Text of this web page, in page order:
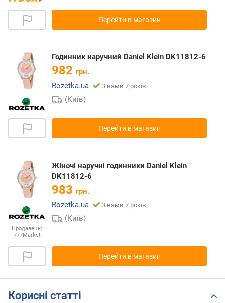
Перейти в магазин
Годинник наручний Daniel Klein DK11812-6
982 грн.
Rozetka.ua
З нами 7 років
(Київ)
Перейти в магазин
Продавець:
777Market
Жіночі наручні годинники Daniel Klein
DK11812-6
983 грн.
Rozetka.ua
З нами 7 років
(Київ)
Перейти в магазин
Корисні статті